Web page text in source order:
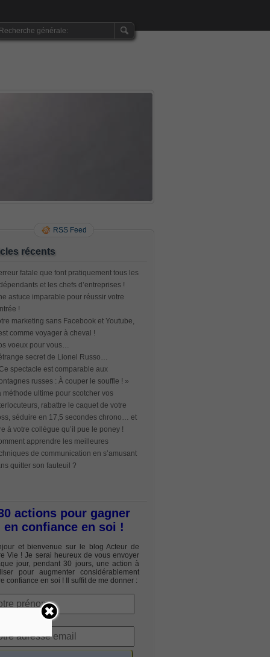
RSS Feed
récents
fatale que font pratiquement tous les
et les chefs d’entreprises !
astuce imparable pour réussir votre
!
marketing sans Facebook et Youtube,
comme voyager à cheval !
voeux pour vous…
secret de Lionel Russo…
spectacle est comparable aux
russes : À couper le souffle ! »
méthode ultime pour scotcher vos
rabattre le caquet de votre
séduire en 17,5 secondes chrono… et
à votre collègue qu’il pue le poney !
apprendre les meilleures
de communication en s’amusant
quitter son fauteuil ?
actions pour gagner
en confiance en soi !
et bienvenue sur le blog Acteur de
Vie ! Je serai heureux de vous envoyer
jour, pendant 30 jours, une action à
pour augmenter considérablement
confiance en soi ! Il suffit de me donner :